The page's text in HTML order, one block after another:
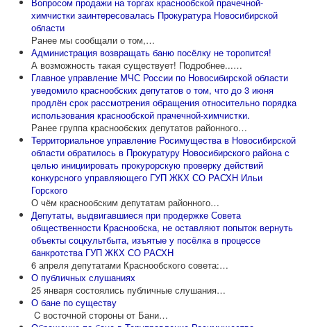
химчистки заинтересовалась Прокуратура Новосибирской
области
Ранее мы сообщали о том,…
Администрация возвращать баню посёлку не торопится!
А возможность такая существует! Подробнее...…
Главное управление МЧС России по Новосибирской области
уведомило краснообских депутатов о том, что до 3 июня
продлён срок рассмотрения обращения относительно порядка
использования краснообской прачечной-химчистки.
Ранее группа краснообских депутатов районного…
Территориальное управление Росимущества в Новосибирской
области обратилось в Прокуратуру Новосибирского района с
целью инициировать прокурорскую проверку действий
конкурсного управляющего ГУП ЖКХ СО РАСХН Ильи
Горского
О чём краснообским депутатам районного…
Депутаты, выдвигавшиеся при продержке Совета
общественности Краснообска, не оставляют попыток вернуть
объекты соцкультбыта, изъятые у посёлка в процессе
банкротства ГУП ЖКХ СО РАСХН
6 апреля депутатами Краснообского совета:…
О публичных слушаниях
25 января состоялись публичные слушания…
О бане по существу
C восточной стороны от Бани…